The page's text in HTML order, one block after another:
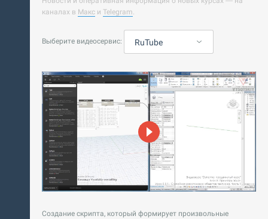
каналах в Макс и Telegram.
Выберите видеосервис: RuTube
Создание скрипта, который формирует произвольные